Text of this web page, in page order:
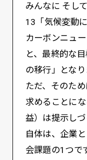
みんなに そし
13「気候変動
カーボンニュ
と、最終的な
の移行」となり
ただ、そのた
求めることに
益）は提示し
自体は、企業
会課題の1つで